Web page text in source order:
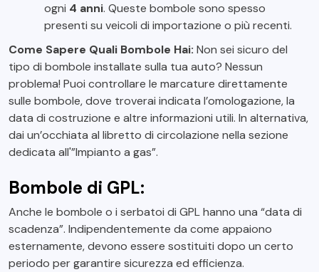
ogni 4 anni. Queste bombole sono spesso
presenti su veicoli di importazione o più recenti.
Come Sapere Quali Bombole Hai: Non sei sicuro del
tipo di bombole installate sulla tua auto? Nessun
problema! Puoi controllare le marcature direttamente
sulle bombole, dove troverai indicata l’omologazione, la
data di costruzione e altre informazioni utili. In alternativa,
dai un’occhiata al libretto di circolazione nella sezione
dedicata all'”Impianto a gas”.
Bombole di GPL:
Anche le bombole o i serbatoi di GPL hanno una “data di
scadenza”. Indipendentemente da come appaiono
esternamente, devono essere sostituiti dopo un certo
periodo per garantire sicurezza ed efficienza.